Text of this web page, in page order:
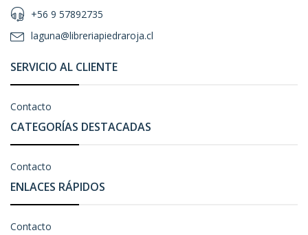
+56 9 57892735
laguna@libreriapiedraroja.cl
SERVICIO AL CLIENTE
Contacto
CATEGORÍAS DESTACADAS
Contacto
ENLACES RÁPIDOS
Contacto